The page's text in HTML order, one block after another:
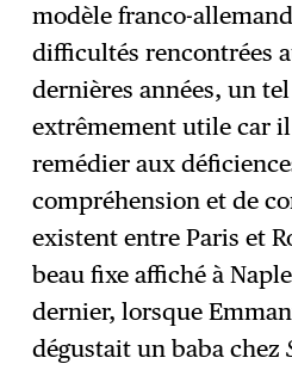
modèle franco-
difficultés rencontrées
dernières années, un
extrêmement utile car
remédier aux
compréhension et de
existent entre Paris et
beau fixe affiché à
dernier, lorsque
dégustait un baba chez